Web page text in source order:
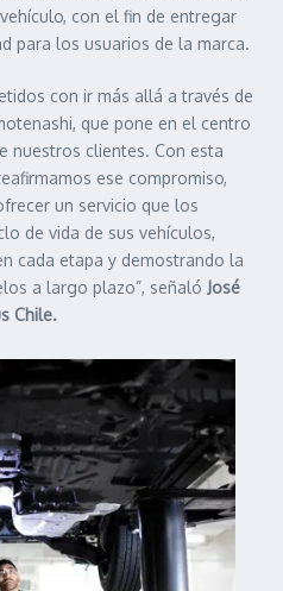
con el fin de entregar
para los usuarios de la marca.
con ir más allá a través de
que pone en el centro
nuestros clientes. Con esta
ese compromiso,
un servicio que los
de vida de sus vehículos,
cada etapa y demostrando la
a largo plazo”, señaló José
Chile.